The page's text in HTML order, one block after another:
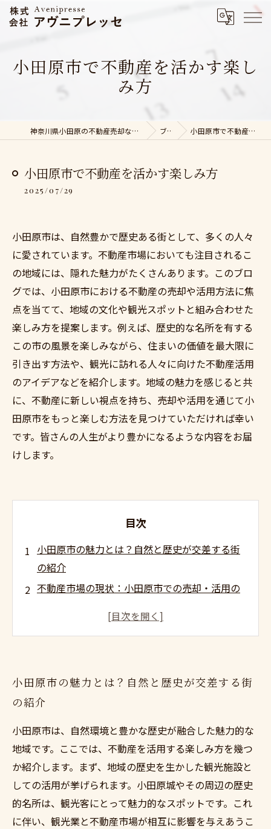
小田原市で不動産を活かす楽し
み方
神奈川県小田原の不動産売却なら株式会社アヴニプレッセ ブログ 小田原市で不動産を活かす楽しみ方
小田原市で不動産を活かす楽しみ方
2025/07/29
小田原市は、自然豊かで歴史ある街として、多くの人々
に愛されています。不動産市場においても注目されるこ
の地域には、隠れた魅力がたくさんあります。このブロ
グでは、小田原市における不動産の売却や活用方法に焦
点を当てて、地域の文化や観光スポットと組み合わせた
楽しみ方を提案します。例えば、歴史的な名所を有する
この市の風景を楽しみながら、住まいの価値を最大限に
引き出す方法や、観光に訪れる人々に向けた不動産活用
のアイデアなどを紹介します。地域の魅力を感じると共
に、不動産に新しい視点を持ち、売却や活用を通じて小
田原市をもっと楽しむ方法を見つけていただければ幸い
です。皆さんの人生がより豊かになるような内容をお届
けします。
目次
小田原市の魅力とは？自然と歴史が交差する街
の紹介
不動産市場の現状：小田原市での売却・活用の
歴史的名所を楽しみながら不動産を活用する方
を引き出す
地域文化に触れ、住まいの価値を最大化する方
法
小田原市で不動産を売却：成功のポイントとコ
ツ
小田原市をもっと楽しむための不動産活用術と
まとめ
小田原市の魅力とは？自然と歴史が交差する街
の紹介
小田原市は、自然環境と豊かな歴史が融合した魅力的な
地域です。ここでは、不動産を活用する楽しみ方を幾つ
か紹介します。まず、地域の歴史を生かした観光施設と
しての活用が挙げられます。小田原城やその周辺の歴史
的名所は、観光客にとって魅力的なスポットです。これ
に伴い、観光業と不動産市場が相互に影響を与えあうこ